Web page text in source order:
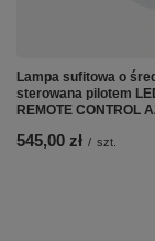
Lampa sufitowa o
sterowana pilotem
REMOTE CONTROL
545,00 zł / szt.